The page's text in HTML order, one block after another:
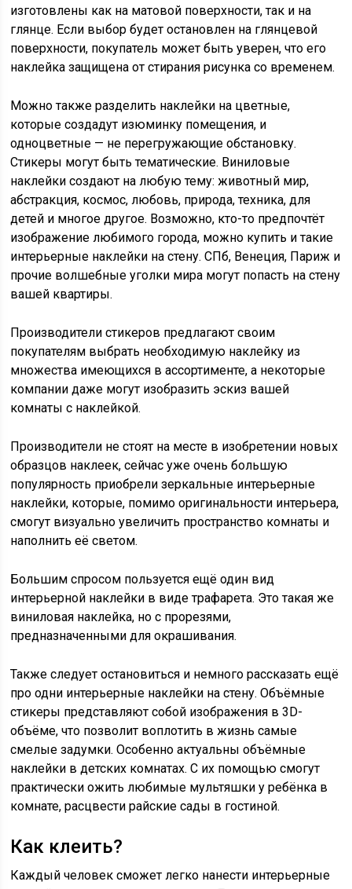
изготовлены как на матовой поверхности, так и на
глянце. Если выбор будет остановлен на глянцевой
поверхности, покупатель может быть уверен, что его
наклейка защищена от стирания рисунка со временем.
Можно также разделить наклейки на цветные,
которые создадут изюминку помещения, и
одноцветные — не перегружающие обстановку.
Стикеры могут быть тематические. Виниловые
наклейки создают на любую тему: животный мир,
абстракция, космос, любовь, природа, техника, для
детей и многое другое. Возможно, кто-то предпочтёт
изображение любимого города, можно купить и такие
интерьерные наклейки на стену. СПб, Венеция, Париж и
прочие волшебные уголки мира могут попасть на стену
вашей квартиры.
Производители стикеров предлагают своим
покупателям выбрать необходимую наклейку из
множества имеющихся в ассортименте, а некоторые
компании даже могут изобразить эскиз вашей
комнаты с наклейкой.
Производители не стоят на месте в изобретении новых
образцов наклеек, сейчас уже очень большую
популярность приобрели зеркальные интерьерные
наклейки, которые, помимо оригинальности интерьера,
смогут визуально увеличить пространство комнаты и
наполнить её светом.
Большим спросом пользуется ещё один вид
интерьерной наклейки в виде трафарета. Это такая же
виниловая наклейка, но с прорезями,
предназначенными для окрашивания.
Также следует остановиться и немного рассказать ещё
про одни интерьерные наклейки на стену. Объёмные
стикеры представляют собой изображения в 3D-
объёме, что позволит воплотить в жизнь самые
смелые задумки. Особенно актуальны объёмные
наклейки в детских комнатах. С их помощью смогут
практически ожить любимые мультяшки у ребёнка в
комнате, расцвести райские сады в гостиной.
Как клеить?
Каждый человек сможет легко нанести интерьерные